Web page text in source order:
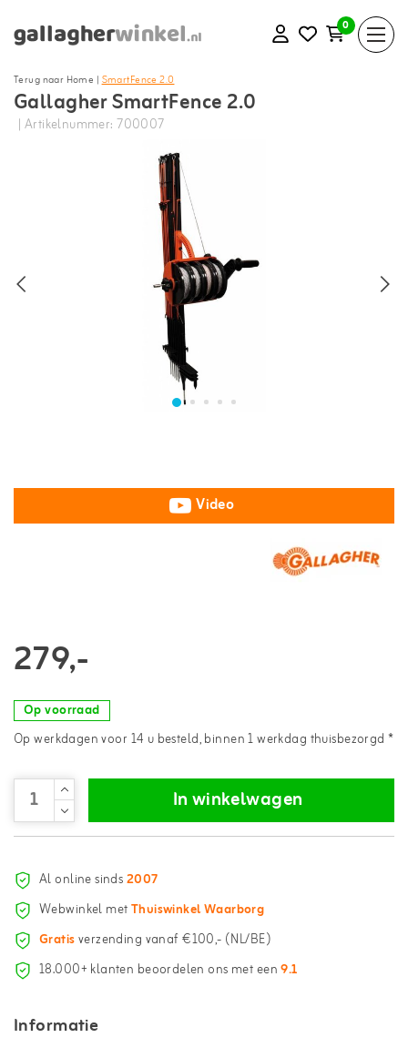
0
Terug naar Home |SmartFence 2.0
Gallagher SmartFence 2.0
| Artikelnummer: 700007
Video
279,-
Op voorraad
Op werkdagen voor 14 u besteld, binnen 1 werkdag thuisbezorgd *
In winkelwagen
Al online sinds2007
Webwinkel metThuiswinkel Waarborg
Gratisverzending vanaf €100,- (NL/BE)
18.000+ klanten beoordelen ons met een9.1
Informatie